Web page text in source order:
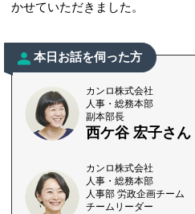
かせていただきました。
本日お話を伺った方
カンロ株式会社
人事・総務本部
副本部長
西ケ谷 宏子さん
カンロ株式会社
人事・総務本部
人事部 労政企画チーム
チームリーダー